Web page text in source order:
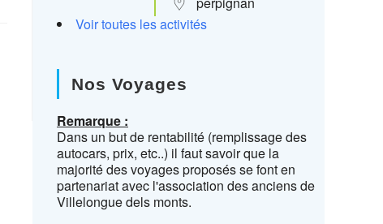
Voir toutes les activités
Nos Voyages
Remarque :
Dans un but de rentabilité (remplissage des
autocars, prix, etc..) il faut savoir que la
majorité des voyages proposés se font en
partenariat avec l'association des anciens de
Villelongue dels monts.